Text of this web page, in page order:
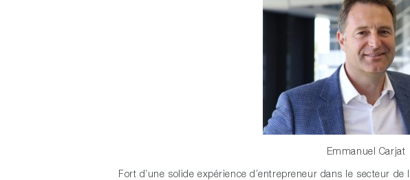
Emmanuel Carjat
Fort d’une solide expérience d’entrepreneur dans le secteur de